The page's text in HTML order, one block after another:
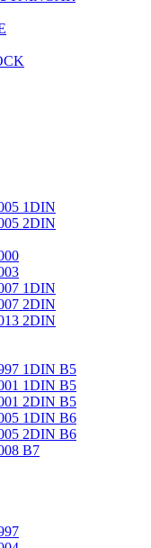
1DIN
2DIN
1DIN
2DIN
2DIN
1DIN B5
1DIN B5
2DIN B5
1DIN B6
2DIN B6
B7